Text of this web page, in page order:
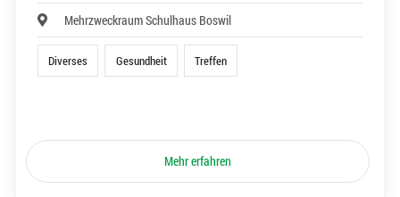
Mehrzweckraum Schulhaus Boswil
Diverses Gesundheit Treffen
Mehr erfahren